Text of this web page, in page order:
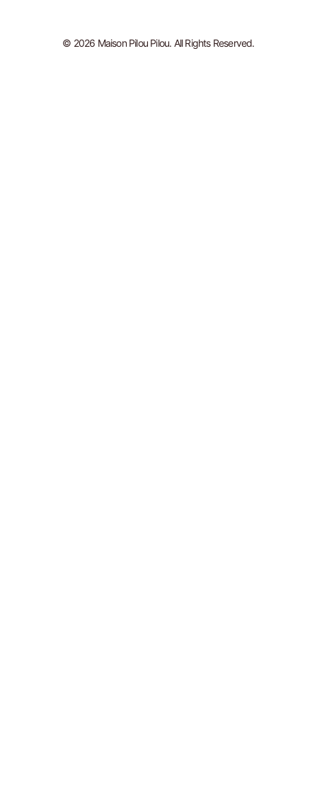
© 2026 Maison Pilou Pilou. All Rights Reserved.